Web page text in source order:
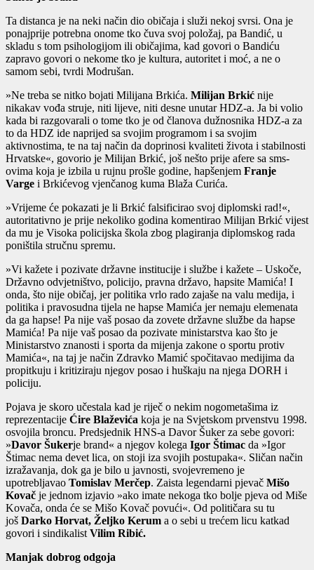
Ta distanca je na neki način dio običaja i služi nekoj svrsi. Ona je
ponajprije potrebna onome tko čuva svoj položaj, pa Bandić, u
skladu s tom psihologijom ili običajima, kad govori o Bandiću
zapravo govori o nekome tko je kultura, autoritet i moć, a ne o
samom sebi, tvrdi Modrušan.
»Ne treba se nitko bojati Milijana Brkića. Milijan Brkić nije
nikakav vođa struje, niti lijeve, niti desne unutar HDZ-a. Ja bi volio
kada bi razgovarali o tome tko je od članova dužnosnika HDZ-a za
to da HDZ ide naprijed sa svojim programom i sa svojim
aktivnostima, te na taj način da doprinosi kvaliteti života i stabilnosti
Hrvatske«, govorio je Milijan Brkić, još nešto prije afere sa sms-
ovima koja je izbila u rujnu prošle godine, hapšenjem Franje
Varge i Brkićevog vjenčanog kuma Blaža Curića.
»Vrijeme će pokazati je li Brkić falsificirao svoj diplomski rad!«,
autoritativno je prije nekoliko godina komentirao Milijan Brkić vijest
da mu je Visoka policijska škola zbog plagiranja diplomskog rada
poništila stručnu spremu.
»Vi kažete i pozivate državne institucije i službe i kažete – Uskoče,
Državno odvjetništvo, policijo, pravna državo, hapsite Mamića! I
onda, što nije običaj, jer politika vrlo rado zajaše na valu medija, i
politika i pravosudna tijela ne hapse Mamića jer nemaju elemenata
da ga hapse! Pa nije vaš posao da zovete državne službe da hapse
Mamića! Pa nije vaš posao da pozivate ministarstva kao što je
Ministarstvo znanosti i sporta da mijenja zakone o sportu protiv
Mamića«, na taj je način Zdravko Mamić spočitavao medijima da
propitkuju i kritiziraju njegov posao i huškaju na njega DORH i
policiju.
Pojava je skoro učestala kad je riječ o nekim nogometašima iz
reprezentacije Ćire Blaževića koja je na Svjetskom prvenstvu 1998.
osvojila broncu. Predsjednik HNS-a Davor Šuker za sebe govori:
»Davor Šukerje brand« a njegov kolega Igor Štimac da »Igor
Štimac nema devet lica, on stoji iza svojih postupaka«. Sličan način
izražavanja, dok ga je bilo u javnosti, svojevremeno je
upotrebljavao Tomislav Merčep. Zaista legendarni pjevač Mišo
Kovač je jednom izjavio »ako imate nekoga tko bolje pjeva od Miše
Kovača, onda će se Mišo Kovač povući«. Od političara su tu
još Darko Horvat, Željko Kerum a o sebi u trećem licu katkad
govori i sindikalist Vilim Ribić.
Manjak dobrog odgoja